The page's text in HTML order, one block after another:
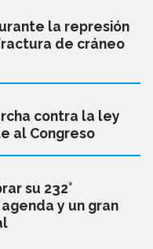
la represión
de cráneo
contra la ley
al Congreso
su 232°
y un gran